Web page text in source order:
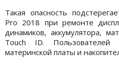
Такая опасность
Pro 2018 при ремонте
динамиков, аккумулятора,
Touch ID.
материнской платы и